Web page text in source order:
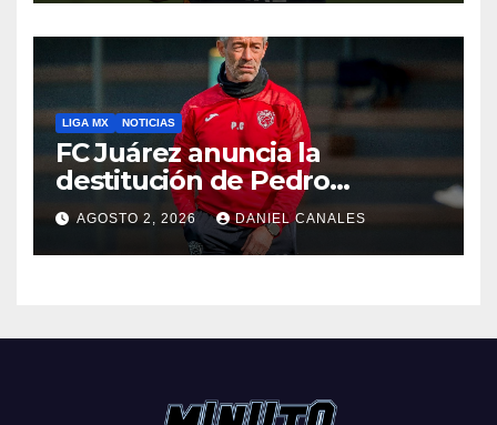
LIGA MX NOTICIAS
FC Juárez anuncia la
destitución de Pedro
Caixinha
AGOSTO 2, 2026 DANIEL CANALES